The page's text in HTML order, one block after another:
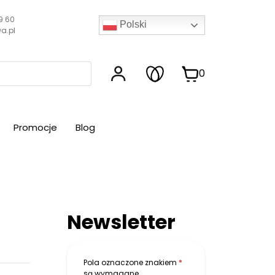
60
Polski
0
Promocje Blog
Newsletter
Pola oznaczone znakiem *